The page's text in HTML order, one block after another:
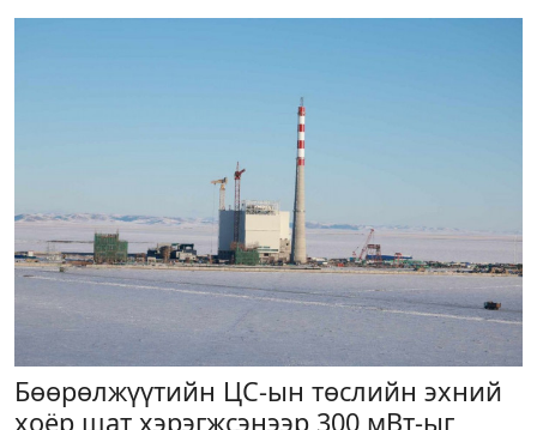
Бөөрөлжүүтийн ЦС-ын төслийн эхний
хоёр шат хэрэгжсэнээр 300 мВт-ыг